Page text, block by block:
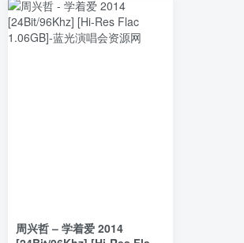
周兴哲 – 学着爱 2014